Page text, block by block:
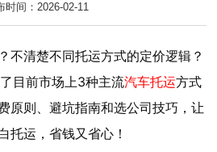
时间：2026-02-11
不清楚不同托运方式的定价逻辑？
目前市场上3种主流汽车托运方式
原则、避坑指南和选公司技巧，让
托运，省钱又省心！